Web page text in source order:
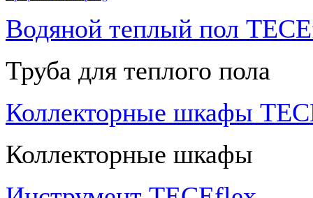
Водяной теплый пол
Труба для теплого пола
Коллекторные шкафы
Коллекторные шкафы